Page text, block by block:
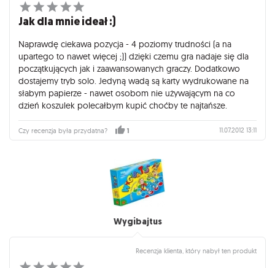
Jak dla mnie ideał :)
Naprawdę ciekawa pozycja - 4 poziomy trudności (a na
upartego to nawet więcej ;)) dzięki czemu gra nadaje się dla
początkujących jak i zaawansowanych graczy. Dodatkowo
dostajemy tryb solo. Jedyną wadą są karty wydrukowane na
słabym papierze - nawet osobom nie używającym na co
dzień koszulek polecałbym kupić choćby te najtańsze.
Czy recenzja była przydatna? 1 11.07.2012 13:11
Wygibajtus
Recenzja klienta, który nabył ten produkt